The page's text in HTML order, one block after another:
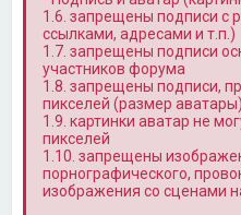
1.6. запрещены подписи с
ссылками, адресами и т.п.)
1.7. запрещены подписи
участников форума
1.8. запрещены подписи,
пикселей (размер аватары)
1.9. картинки аватар не
пикселей
1.10. запрещены
порнографического,
изображения со сценами